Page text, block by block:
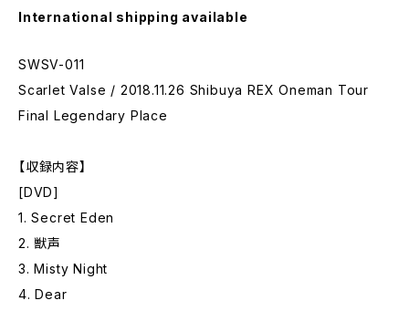
International shipping available
SWSV-011
Scarlet Valse / 2018.11.26 Shibuya REX Oneman Tour
Final Legendary Place
【収録内容】
[DVD]
1. Secret Eden
2. 獣声
3. Misty Night
4. Dear